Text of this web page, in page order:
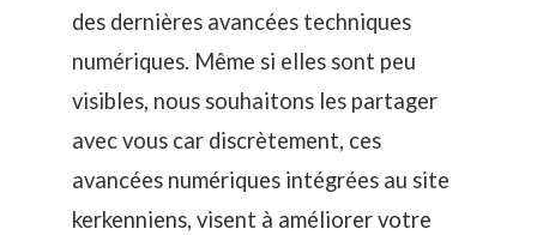
des dernières avancées techniques
numériques. Même si elles sont peu
visibles, nous souhaitons les partager
avec vous car discrètement, ces
avancées numériques intégrées au site
kerkenniens, visent à améliorer votre